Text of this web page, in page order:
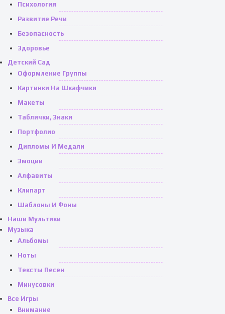
Психология
Развитие Речи
Безопасность
Здоровье
Детский Сад
Оформление Группы
Картинки На Шкафчики
Макеты
Таблички, Знаки
Портфолио
Дипломы И Медали
Эмоции
Алфавиты
Клипарт
Шаблоны И Фоны
Наши Мультики
Музыка
Альбомы
Ноты
Тексты Песен
Минусовки
Все Игры
Внимание